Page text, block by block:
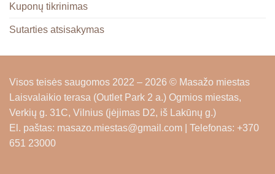
Kuponų tikrinimas
Sutarties atsisakymas
Visos teisės saugomos 2022 – 2026 © Masažo miestas
Laisvalaikio terasa (Outlet Park 2 a.) Ogmios miestas,
Verkių g. 31C, Vilnius (įėjimas D2, iš Lakūnų g.)
El. paštas: masazo.miestas@gmail.com | Telefonas: +370
651 23000